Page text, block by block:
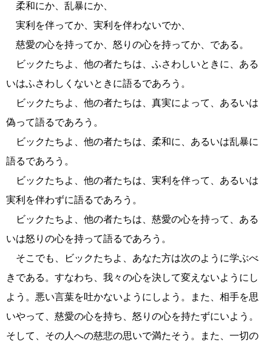
柔和にか、乱暴にか、
実利を伴ってか、実利を伴わないでか、
慈愛の心を持ってか、怒りの心を持ってか、である。
ビックたちよ、他の者たちは、ふさわしいときに、ある
いはふさわしくないときに語るであろう。
ビックたちよ、他の者たちは、真実によって、あるいは
偽って語るであろう。
ビックたちよ、他の者たちは、柔和に、あるいは乱暴に
語るであろう。
ビックたちよ、他の者たちは、実利を伴って、あるいは
実利を伴わずに語るであろう。
ビックたちよ、他の者たちは、慈愛の心を持って、ある
いは怒りの心を持って語るであろう。
そこでも、ビックたちよ、あなた方は次のように学ぶべ
きである。すなわち、我々の心を決して変えないようにし
よう。悪い言葉を吐かないようにしよう。また、相手を思
いやって、慈愛の心を持ち、怒りの心を持たずにいよう。
そして、その人への慈悲の思いで満たそう。また、一切の